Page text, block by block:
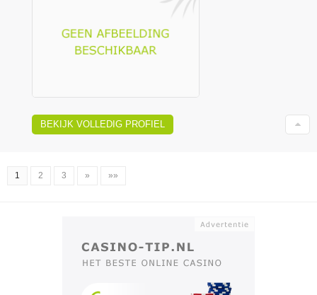
BEKIJK VOLLEDIG PROFIEL
1 2 3 » »»